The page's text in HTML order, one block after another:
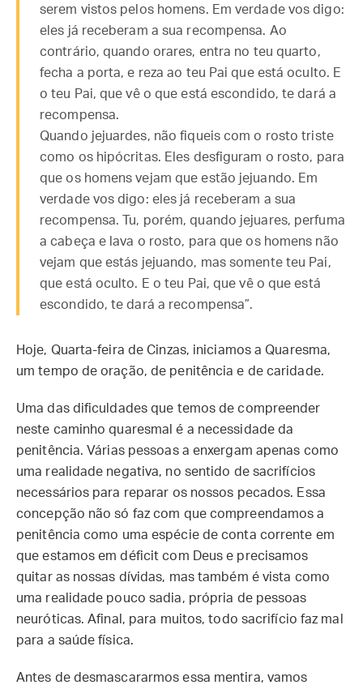
serem vistos pelos homens. Em verdade vos digo:
eles já receberam a sua recompensa. Ao
contrário, quando orares, entra no teu quarto,
fecha a porta, e reza ao teu Pai que está oculto. E
o teu Pai, que vê o que está escondido, te dará a
recompensa.
Quando jejuardes, não fiqueis com o rosto triste
como os hipócritas. Eles desfiguram o rosto, para
que os homens vejam que estão jejuando. Em
verdade vos digo: eles já receberam a sua
recompensa. Tu, porém, quando jejuares, perfuma
a cabeça e lava o rosto, para que os homens não
vejam que estás jejuando, mas somente teu Pai,
que está oculto. E o teu Pai, que vê o que está
escondido, te dará a recompensa”.
Hoje, Quarta-feira de Cinzas, iniciamos a Quaresma,
um tempo de oração, de penitência e de caridade.
Uma das dificuldades que temos de compreender
neste caminho quaresmal é a necessidade da
penitência. Várias pessoas a enxergam apenas como
uma realidade negativa, no sentido de sacrifícios
necessários para reparar os nossos pecados. Essa
concepção não só faz com que compreendamos a
penitência como uma espécie de conta corrente em
que estamos em déficit com Deus e precisamos
quitar as nossas dívidas, mas também é vista como
uma realidade pouco sadia, própria de pessoas
neuróticas. Afinal, para muitos, todo sacrifício faz mal
para a saúde física.
Antes de desmascararmos essa mentira, vamos